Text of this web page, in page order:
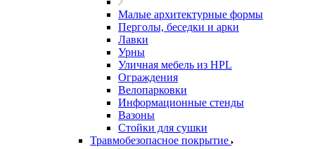
Малые архитектурные формы
Перголы, беседки и арки
Лавки
Урны
Уличная мебель из HPL
Ограждения
Велопарковки
Информационные стенды
Вазоны
Стойки для сушки
Травмобезопасное покрытие